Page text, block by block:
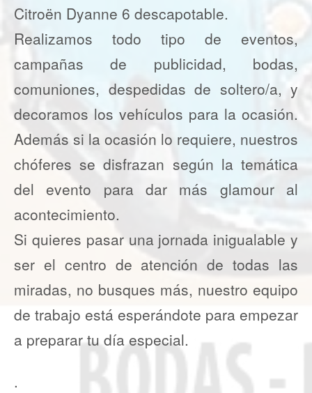
Citroën Dyanne 6 descapotable.
Realizamos todo tipo de eventos,
campañas de publicidad, bodas,
comuniones, despedidas de soltero/a, y
decoramos los vehículos para la ocasión.
Además si la ocasión lo requiere, nuestros
chóferes se disfrazan según la temática
del evento para dar más glamour al
acontecimiento.
Si quieres pasar una jornada inigualable y
ser el centro de atención de todas las
miradas, no busques más, nuestro equipo
de trabajo está esperándote para empezar
a preparar tu día especial.
.